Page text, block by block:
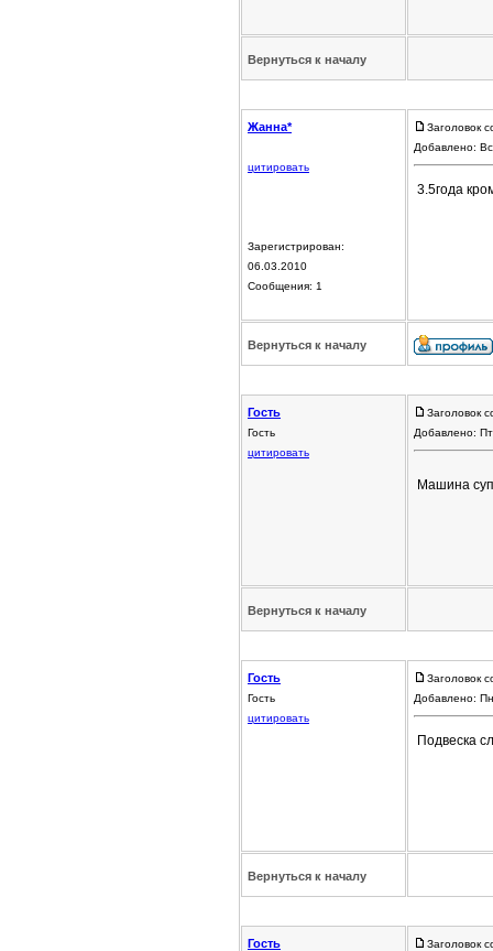
Вернуться к началу
Жанна*
цитировать
Зарегистрирован:
06.03.2010
Сообщения: 1
Заголовок
Добавлено:
3.5года
Вернуться к началу
Гость
Гость
цитировать
Заголовок
Добавлено:
Машина
Вернуться к началу
Гость
Гость
цитировать
Заголовок
Добавлено:
Подвеска
Вернуться к началу
Гость
Заголовок